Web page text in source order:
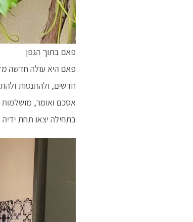
פאם בתוך הגפן
פאם היא עולה חדשה
חדשים, ולהתנסות
אסכם ואומר, מושלמות
בתחילה יצאו תחת